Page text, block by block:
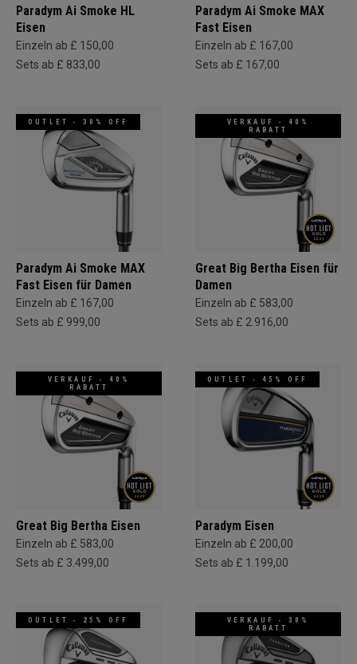
Paradym Ai Smoke HL
Eisen
Einzeln ab £ 150,00
Sets ab £ 833,00
Paradym Ai Smoke MAX
Fast Eisen
Einzeln ab £ 167,00
Sets ab £ 167,00
OUTLET - 30% OFF
Paradym Ai Smoke MAX
Fast Eisen für Damen
Einzeln ab £ 167,00
Sets ab £ 999,00
VERKAUF - 40%
RABATT
Great Big Bertha Eisen für
Damen
Einzeln ab £ 583,00
Sets ab £ 2.916,00
VERKAUF - 40%
RABATT
Great Big Bertha Eisen
Einzeln ab £ 583,00
Sets ab £ 3.499,00
OUTLET - 45% OFF
Paradym Eisen
Einzeln ab £ 200,00
Sets ab £ 1.199,00
OUTLET - 25% OFF
VERKAUF - 30%
RABATT